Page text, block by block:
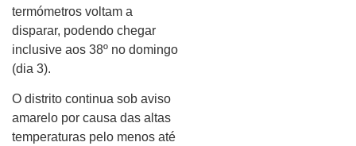
termómetros voltam a
disparar, podendo chegar
inclusive aos 38º no domingo
(dia 3).
O distrito continua sob aviso
amarelo por causa das altas
temperaturas pelo menos até